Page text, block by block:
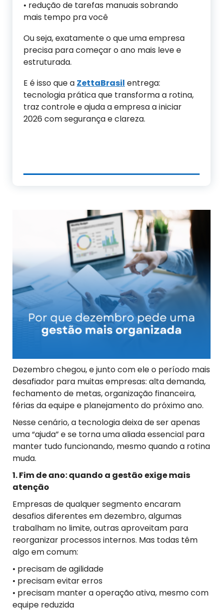
• redução de tarefas manuais sobrando
mais tempo pra você
Ou seja, exatamente o que uma empresa
precisa para começar o ano mais leve e
estruturada.
E é isso que a ZettaBrasil entrega:
tecnologia prática que transforma a rotina,
traz controle e ajuda a empresa a iniciar
2026 com segurança e clareza.
Dezembro chegou, e junto com ele o período mais
desafiador para muitas empresas: alta demanda,
fechamento de metas, organização financeira,
férias da equipe e planejamento do próximo ano.
Nesse cenário, a tecnologia deixa de ser apenas
uma “ajuda” e se torna uma aliada essencial para
manter tudo funcionando, mesmo quando a rotina
muda.
1. Fim de ano: quando a gestão exige mais
atenção
Empresas de qualquer segmento encaram
desafios diferentes em dezembro, algumas
trabalham no limite, outras aproveitam para
reorganizar processos internos. Mas todas têm
algo em comum:
• precisam de agilidade
• precisam evitar erros
• precisam manter a operação ativa, mesmo com
equipe reduzida